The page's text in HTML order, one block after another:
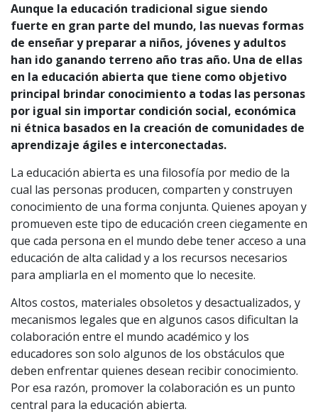
Aunque la educación tradicional sigue siendo
fuerte en gran parte del mundo, las nuevas formas
de enseñar y preparar a niños, jóvenes y adultos
han ido ganando terreno año tras año. Una de ellas
en la educación abierta que tiene como objetivo
principal brindar conocimiento a todas las personas
por igual sin importar condición social, económica
ni étnica basados en la creación de comunidades de
aprendizaje ágiles e interconectadas.
La educación abierta es una filosofía por medio de la
cual las personas producen, comparten y construyen
conocimiento de una forma conjunta. Quienes apoyan y
promueven este tipo de educación creen ciegamente en
que cada persona en el mundo debe tener acceso a una
educación de alta calidad y a los recursos necesarios
para ampliarla en el momento que lo necesite.
Altos costos, materiales obsoletos y desactualizados, y
mecanismos legales que en algunos casos dificultan la
colaboración entre el mundo académico y los
educadores son solo algunos de los obstáculos que
deben enfrentar quienes desean recibir conocimiento.
Por esa razón, promover la colaboración es un punto
central para la educación abierta.